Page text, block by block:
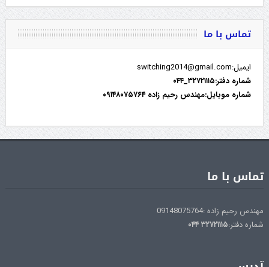
تماس با ما
ایمیل:switching2014@gmail.com
شماره دفتر:۳۲۷۲۱۱۱۵_۰۴۴
شماره موبایل:مهندس رحیم زاده ۰۹۱۴۸۰۷۵۷۶۴
تماس با ما
مهندس رحیم زاده :09148075764
شماره دفتر:۳۲۷۲۱۱۱۵۰۴۴